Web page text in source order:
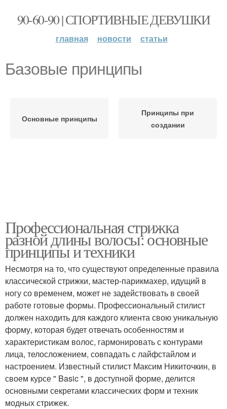
90-60-90 | СПОРТИВНЫЕ ДЕВУШКИ
главная новости статьи
Базовые принципы
Основные принципы
Принципы при
создании
Профессиональная стрижка
разной длины волосы: основные
принципы и техники
Несмотря на то, что существуют определенные правила
классической стрижки, мастер-парикмахер, идущий в
ногу со временем, может не задействовать в своей
работе готовые формы. Профессиональный стилист
должен находить для каждого клиента свою уникальную
форму, которая будет отвечать особенностям и
характеристикам волос, гармонировать с контурами
лица, телосложением, совпадать с лайфстайлом и
настроением. Известный стилист Максим Никиточкин, в
своем курсе " Basic ", в доступной форме, делится
основными секретами классических форм и техник
модных стрижек.